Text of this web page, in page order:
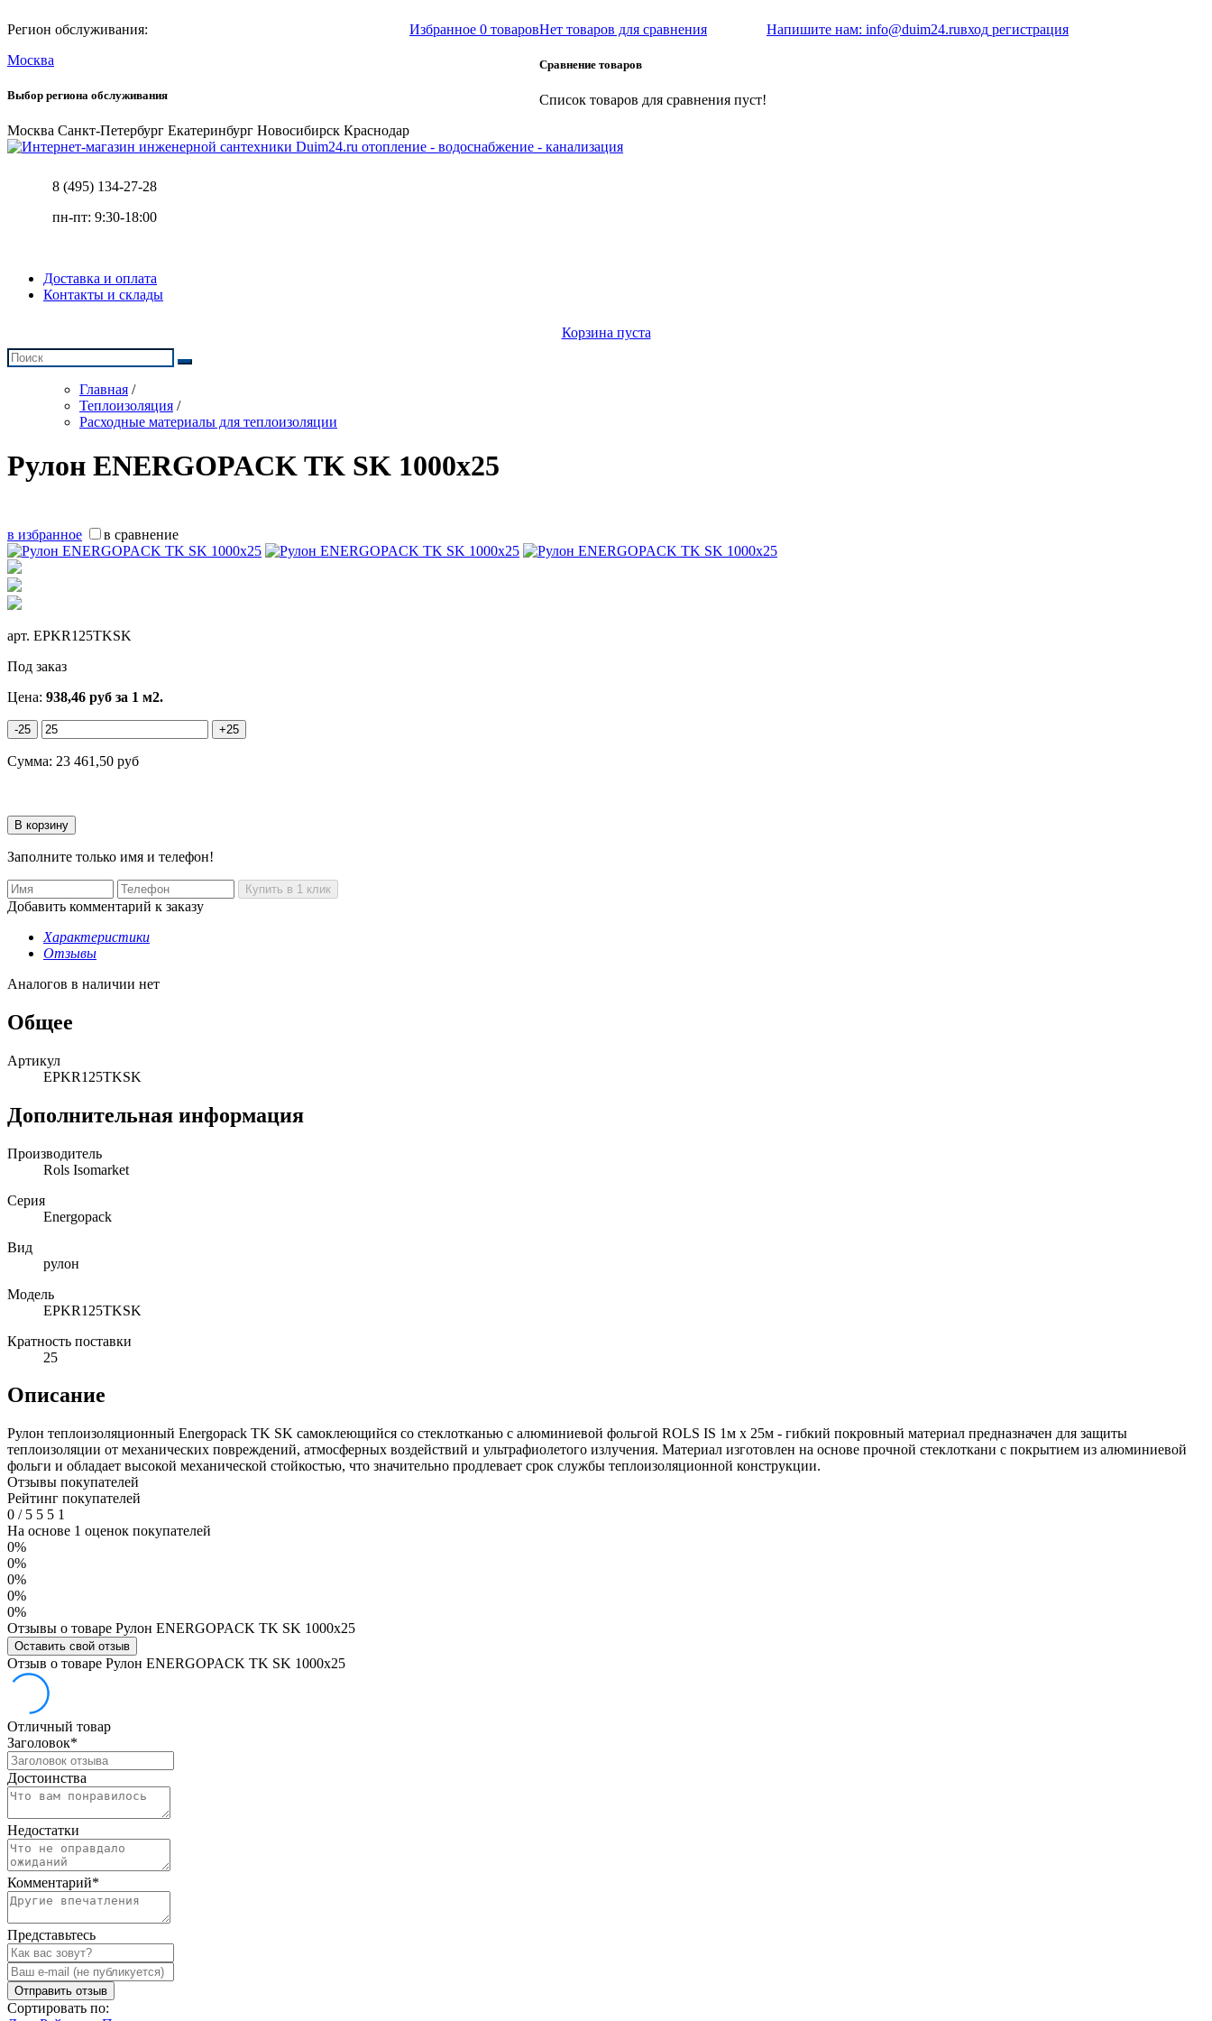
Регион обслуживания:
Москва
Выбор региона обслуживания
Москва Санкт-Петербург Екатеринбург Новосибирск Краснодар
Избранное 0 товаровНет товаров для сравнения
Сравнение товаров
Список товаров для сравнения пуст!
Напишите нам: info@duim24.ruвход регистрация
отопление - водоснабжение - канализация
8 (495) 134-27-28
пн-пт: 9:30-18:00
Доставка и оплата
Контакты и склады
Корзина пуста
Главная /
Теплоизоляция /
Расходные материалы для теплоизоляции
Рулон ENERGOPACK TK SK 1000x25
в избранное в сравнение
арт. EPKR125TKSK
Под заказ
Цена: 938,46 руб за 1 м2.
-25 +25
Сумма: 23 461,50 руб
Заполните только имя и телефон!
Добавить комментарий к заказу
Характеристики
Отзывы
Аналогов в наличии нет
Общее
Артикул
EPKR125TKSK
Дополнительная информация
Производитель
Rols Isomarket
Серия
Energopack
Вид
рулон
Модель
EPKR125TKSK
Кратность поставки
25
Описание
Рулон теплоизоляционный Energopack TK SK самоклеющийся со стеклотканью с алюминиевой фольгой ROLS IS 1м х 25м - гибкий покровный материал предназначен для защиты
теплоизоляции от механических повреждений, атмосферных воздействий и ультрафиолетого излучения. Материал изготовлен на основе прочной стеклоткани с покрытием из алюминиевой
фольги и обладает высокой механической стойкостью, что значительно продлевает срок службы теплоизоляционной конструкции.
Отзывы покупателей
Рейтинг покупателей
0 /5 5 5 1
На основе 1 оценок покупателей
0%
0%
0%
0%
0%
Отзывы о товаре Рулон ENERGOPACK TK SK 1000x25
Оставить свой отзыв
Отзыв о товаре Рулон ENERGOPACK TK SK 1000x25
Отличный товар
Заголовок*
Достоинства
Недостатки
Комментарий*
Представьтесь
Отправить отзыв
Сортировать по: